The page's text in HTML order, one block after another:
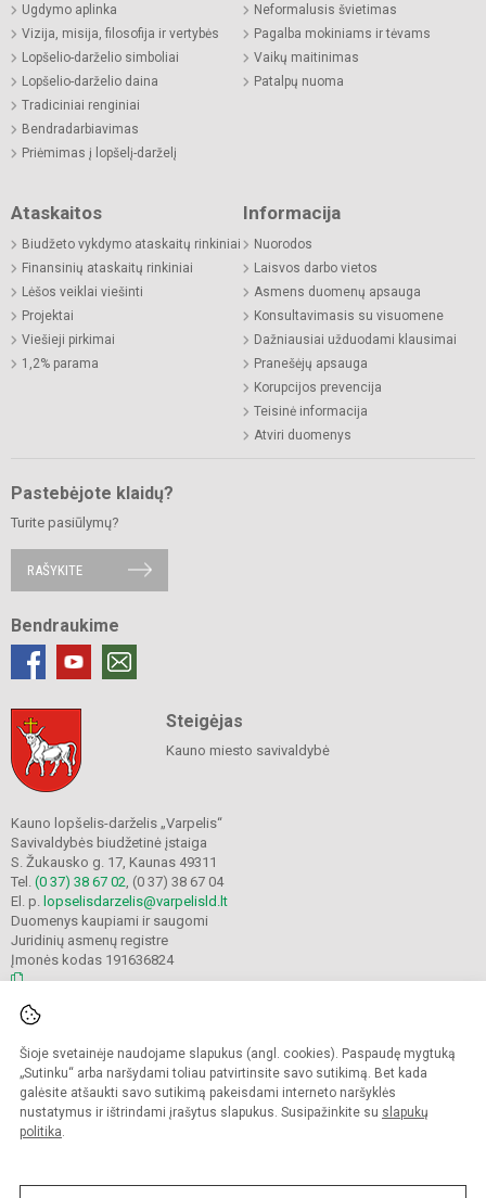
Šioje svetainėje naudojame slapukus (angl. cookies). Paspaudę mygtuką
„Sutinku“ arba naršydami toliau patvirtinsite savo sutikimą. Bet kada
galėsite atšaukti savo sutikimą pakeisdami interneto naršyklės
nustatymus ir ištrindami įrašytus slapukus. Susipažinkite su slapukų
politika.
Ugdymo aplinka
Vizija, misija, filosofija ir vertybės
Lopšelio-darželio simboliai
Lopšelio-darželio daina
Tradiciniai renginiai
Bendradarbiavimas
Priėmimas į lopšelį-darželį
Neformalusis švietimas
Pagalba mokiniams ir tėvams
Vaikų maitinimas
Patalpų nuoma
Ataskaitos
Biudžeto vykdymo ataskaitų rinkiniai
Finansinių ataskaitų rinkiniai
Lėšos veiklai viešinti
Projektai
Viešieji pirkimai
1,2% parama
Informacija
Nuorodos
Laisvos darbo vietos
Asmens duomenų apsauga
Konsultavimasis su visuomene
Dažniausiai užduodami klausimai
Pranešėjų apsauga
Korupcijos prevencija
Teisinė informacija
Atviri duomenys
Pastebėjote klaidų?
Turite pasiūlymų?
RAŠYKITE
Bendraukime
Steigėjas
Kauno miesto savivaldybė
Kauno lopšelis-darželis „Varpelis“
Savivaldybės biudžetinė įstaiga
S. Žukausko g. 17, Kaunas 49311
Tel. (0 37) 38 67 02 , (0 37) 38 67 04
El. p. lopselisdarzelis@varpelisld.lt
Duomenys kaupiami ir saugomi
Juridinių asmenų registre
Įmonės kodas 191636824
Kopijuoti turinį be raštiško įstaigos administracijos sutikimo griežtai draudžiama.
Prieinamumo paraiška Slapukų politika
Sumanus būdas atnaujinti